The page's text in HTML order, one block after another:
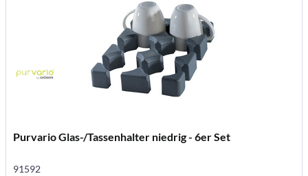
Purvario Glas-/Tassenhalter niedrig - 6er Set
91592